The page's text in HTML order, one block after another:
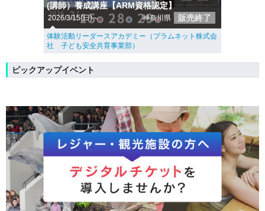
(講師）養成講座【ARM資格認定】
2026/3/15(日)～ 神奈川県 販売終了
体験活動リーダースアカデミー（プラムネット株式会
社 子ども安全共育事業部）
ピックアップイベント